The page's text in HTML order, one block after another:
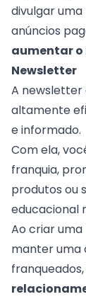
divulgar uma
anúncios
aumentar
Newsletter
A newsletter
altamente
e informado.
Com ela,
franquia,
produtos ou
educacional
Ao criar uma
manter uma